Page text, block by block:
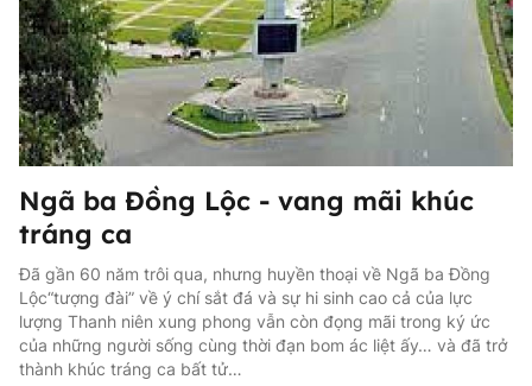
Ngã ba Đồng Lộc - vang mãi khúc
tráng ca
Đã gần 60 năm trôi qua, nhưng huyền thoại về Ngã ba Đồng
Lộc“tượng đài” về ý chí sắt đá và sự hi sinh cao cả của lực
lượng Thanh niên xung phong vẫn còn đọng mãi trong ký ức
của những người sống cùng thời đạn bom ác liệt ấy… và đã trở
thành khúc tráng ca bất tử…